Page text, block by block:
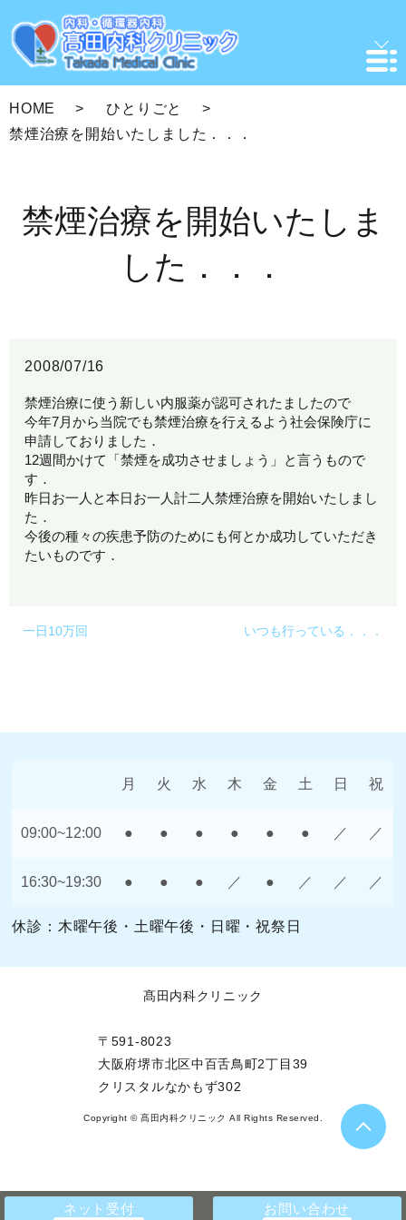
HOME
ひとりごと
禁煙治療を開始いたしました．．．
禁煙治療を開始いたしま
した．．．
2008/07/16
禁煙治療に使う新しい内服薬が認可されたましたので
今年7月から当院でも禁煙治療を行えるよう社会保険庁に
申請しておりました．
12週間かけて「禁煙を成功させましょう」と言うもので
す．
昨日お一人と本日お一人計二人禁煙治療を開始いたしまし
た．
今後の種々の疾患予防のためにも何とか成功していただき
たいものです．
一日10万回 いつも行っている．．．
ネット受付 お問い合わせ
月 火 水 木 金 土 日 祝
09:00~12:00 ● ● ● ● ● ● ／ ／
16:30~19:30 ● ● ● ／ ● ／ ／ ／
休診：木曜午後・土曜午後・日曜・祝祭日
髙田内科クリニック
〒591-8023
大阪府堺市北区中百舌鳥町2丁目39
クリスタルなかもず302
Copyright © 髙田内科クリニック All Rights Reserved.